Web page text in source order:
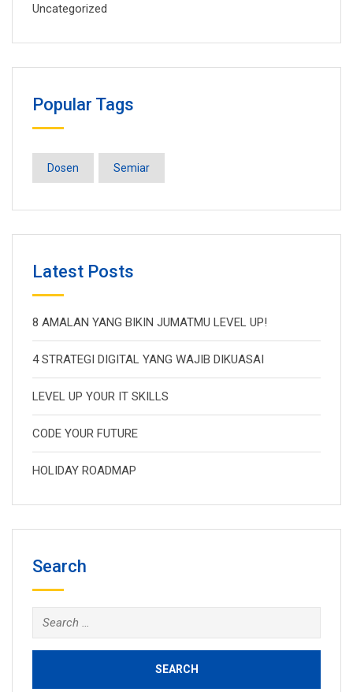
Uncategorized
Popular Tags
Dosen Semiar
Latest Posts
8 AMALAN YANG BIKIN JUMATMU LEVEL UP!
4 STRATEGI DIGITAL YANG WAJIB DIKUASAI
LEVEL UP YOUR IT SKILLS
CODE YOUR FUTURE
HOLIDAY ROADMAP
Search
Search
for: